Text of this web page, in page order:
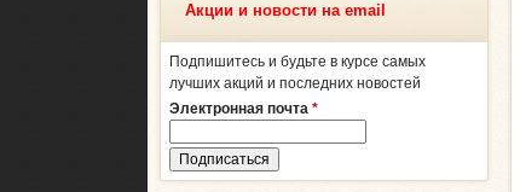
Акции и новости на email
Подпишитесь и будьте в курсе самых
лучших акций и последних новостей
Электронная почта *